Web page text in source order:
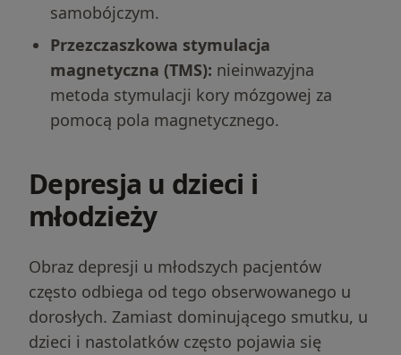
samobójczym.
Przezczaszkowa stymulacja
magnetyczna (TMS): nieinwazyjna
metoda stymulacji kory mózgowej za
pomocą pola magnetycznego.
Depresja u dzieci i
młodzieży
Obraz depresji u młodszych pacjentów
często odbiega od tego obserwowanego u
dorosłych. Zamiast dominującego smutku, u
dzieci i nastolatków często pojawia się